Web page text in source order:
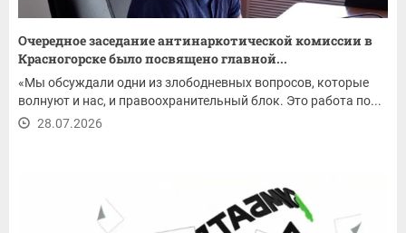
Очередное заседание антинаркотической комиссии в
Красногорске было посвящено главной...
«Мы обсуждали одни из злободневных вопросов, которые
волнуют и нас, и правоохранительный блок. Это работа по...
28.07.2026